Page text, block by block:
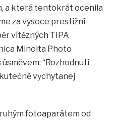
a která tentokrát ocenila
za vysoce prestižní
vítězných TIPA
Minolta Photo
úsměvem: “Rozhodnutí
vychytanej
fotoaparátem od